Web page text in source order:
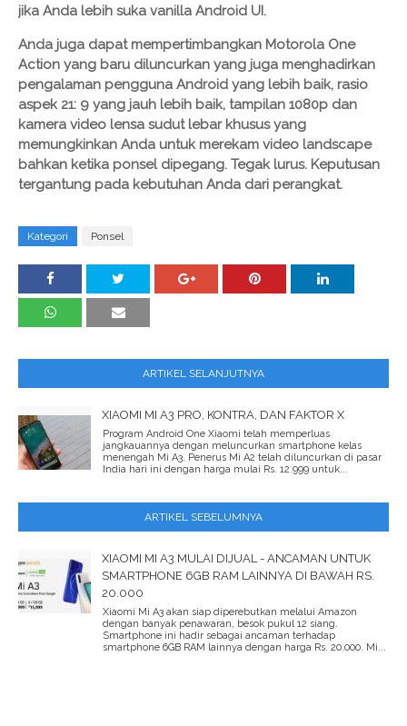
jika Anda lebih suka vanilla Android UI.
Anda juga dapat mempertimbangkan Motorola One
Action yang baru diluncurkan yang juga menghadirkan
pengalaman pengguna Android yang lebih baik, rasio
aspek 21: 9 yang jauh lebih baik, tampilan 1080p dan
kamera video lensa sudut lebar khusus yang
memungkinkan Anda untuk merekam video landscape
bahkan ketika ponsel dipegang. Tegak lurus. Keputusan
tergantung pada kebutuhan Anda dari perangkat.
Kategori Ponsel
ARTIKEL SELANJUTNYA
XIAOMI MI A3 PRO, KONTRA, DAN FAKTOR X
Program Android One Xiaomi telah memperluas
jangkauannya dengan meluncurkan smartphone kelas
menengah Mi A3. Penerus Mi A2 telah diluncurkan di pasar
India hari ini dengan harga mulai Rs. 12.999 untuk...
ARTIKEL SEBELUMNYA
XIAOMI MI A3 MULAI DIJUAL - ANCAMAN UNTUK
SMARTPHONE 6GB RAM LAINNYA DI BAWAH RS.
20.000
Xiaomi Mi A3 akan siap diperebutkan melalui Amazon
dengan banyak penawaran, besok pukul 12 siang.
Smartphone ini hadir sebagai ancaman terhadap
smartphone 6GB RAM lainnya dengan harga Rs. 20.000. Mi...